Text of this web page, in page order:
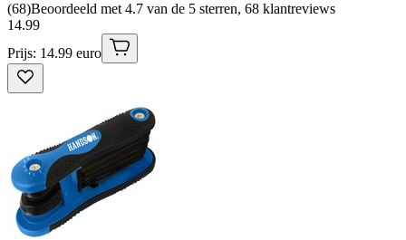
(68)Beoordeeld met 4.7 van de 5 sterren, 68 klantreviews
14.99
Prijs: 14.99 euro